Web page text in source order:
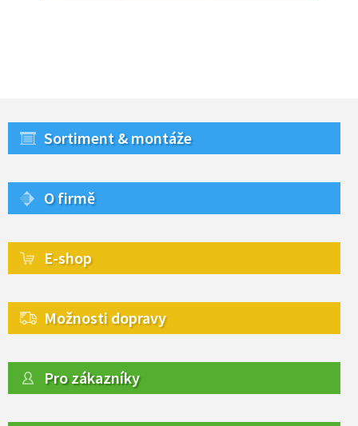
Sortiment & montáže
O firmě
E-shop
Možnosti dopravy
Pro zákazníky